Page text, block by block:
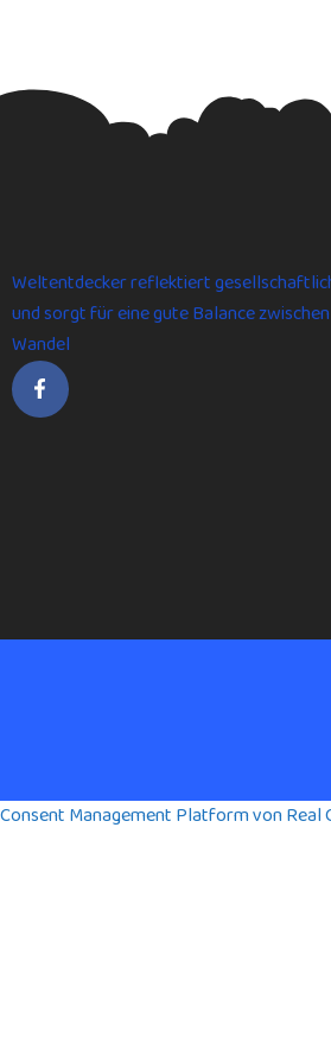
Weltentdecker reflektiert
und sorgt für eine gute Balance
Wandel
Consent Management Platform von Real